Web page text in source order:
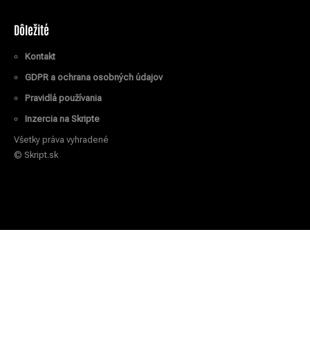
Dôležité
Kontakt
GDPR a ochrana osobných údajov
Pravidlá používania
Inzercia na Skripte
Všetky práva vyhradené
© Skript.sk